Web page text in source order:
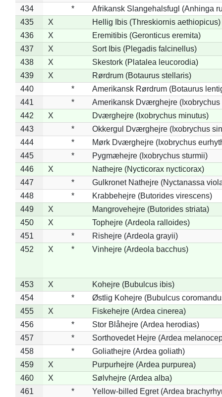
434
*
Afrikansk Slangehalsfugl (Anhinga
435
X
Hellig Ibis (Threskiornis aethiopicus)
436
X
Eremitibis (Geronticus eremita)
437
X
Sort Ibis (Plegadis falcinellus)
438
X
Skestork (Platalea leucorodia)
439
X
Rørdrum (Botaurus stellaris)
440
*
Amerikansk Rørdrum (Botaurus
441
*
Amerikansk Dværghejre (Ixobrychus
442
X
Dværghejre (Ixobrychus minutus)
443
*
Okkergul Dværghejre (Ixobrychus
444
*
Mørk Dværghejre (Ixobrychus
445
*
Pygmæhejre (Ixobrychus sturmii)
446
X
Nathejre (Nycticorax nycticorax)
447
*
Gulkronet Nathejre (Nyctanassa
448
*
Krabbehejre (Butorides virescens)
449
X
Mangrovehejre (Butorides striata)
450
X
Tophejre (Ardeola ralloides)
451
*
Rishejre (Ardeola grayii)
452
X * Vinhejre (Ardeola bacchus)
453 X
Kohejre (Bubulcus ibis)
454
*
Østlig Kohejre (Bubulcus
455
X
Fiskehejre (Ardea cinerea)
456
*
Stor Blåhejre (Ardea herodias)
457
*
Sorthovedet Hejre (Ardea
458
*
Goliathejre (Ardea goliath)
459
X
Purpurhejre (Ardea purpurea)
460
X
Sølvhejre (Ardea alba)
461
* Yellow-billed Egret (Ardea